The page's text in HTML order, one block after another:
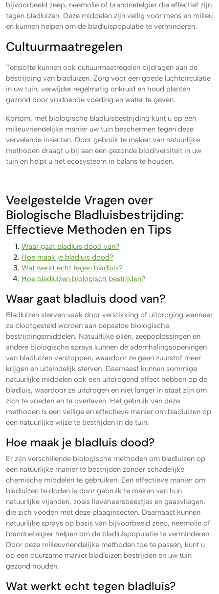
bijvoorbeeld zeep, neemolie of brandnetelgier die effectief zijn
tegen bladluizen. Deze middelen zijn veilig voor mens en milieu
en kunnen helpen om de bladluispopulatie te verminderen.
Cultuurmaatregelen
Tenslotte kunnen ook cultuurmaatregelen bijdragen aan de
bestrijding van bladluizen. Zorg voor een goede luchtcirculatie
in uw tuin, verwijder regelmatig onkruid en houd planten
gezond door voldoende voeding en water te geven.
Kortom, met biologische bladluisbestrijding kunt u op een
milieuvriendelijke manier uw tuin beschermen tegen deze
vervelende insecten. Door gebruik te maken van natuurlijke
methoden draagt u bij aan een gezonde biodiversiteit in uw
tuin en helpt u het ecosysteem in balans te houden.
Veelgestelde Vragen over
Biologische Bladluisbestrijding:
Effectieve Methoden en Tips
Waar gaat bladluis dood van?
Hoe maak je bladluis dood?
Wat werkt echt tegen bladluis?
Hoe bladluizen biologisch bestrijden?
Waar gaat bladluis dood van?
Bladluizen sterven vaak door verstikking of uitdroging wanneer
ze blootgesteld worden aan bepaalde biologische
bestrijdingsmiddelen. Natuurlijke oliën, zeepoplossingen en
andere biologische sprays kunnen de ademhalingsopeningen
van bladluizen verstoppen, waardoor ze geen zuurstof meer
krijgen en uiteindelijk sterven. Daarnaast kunnen sommige
natuurlijke middelen ook een uitdrogend effect hebben op de
bladluis, waardoor ze uitdrogen en niet langer in staat zijn om
zich te voeden en te overleven. Het gebruik van deze
methoden is een veilige en effectieve manier om bladluizen op
een natuurlijke wijze te bestrijden in de tuin.
Hoe maak je bladluis dood?
Er zijn verschillende biologische methoden om bladluizen op
een natuurlijke manier te bestrijden zonder schadelijke
chemische middelen te gebruiken. Een effectieve manier om
bladluizen te doden is door gebruik te maken van hun
natuurlijke vijanden, zoals lieveheersbeestjes en gaasvliegen,
die zich voeden met deze plaaginsecten. Daarnaast kunnen
natuurlijke sprays op basis van bijvoorbeeld zeep, neemolie of
brandnetelgier helpen om de bladluispopulatie te verminderen.
Door deze milieuvriendelijke methoden toe te passen, kunt u
op een duurzame manier bladluizen bestrijden en uw tuin
gezond houden.
Wat werkt echt tegen bladluis?